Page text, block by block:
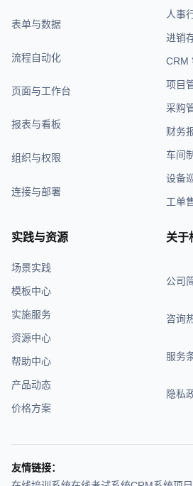
表单与数据
流程自动化
页面与工作台
报表与看板
组织与权限
连接与部署
人事
进销
CRM
项目
采购
财务
车间
设备
工单
实践与资源
场景实践
模板中心
实施服务
资源中心
帮助中心
产品动态
价格方案
关于
公司
咨询
服务
隐私
友情链接：